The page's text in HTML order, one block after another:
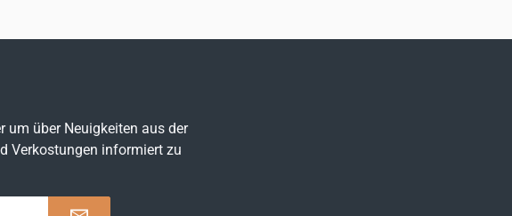
um über Neuigkeiten aus der
Verkostungen informiert zu